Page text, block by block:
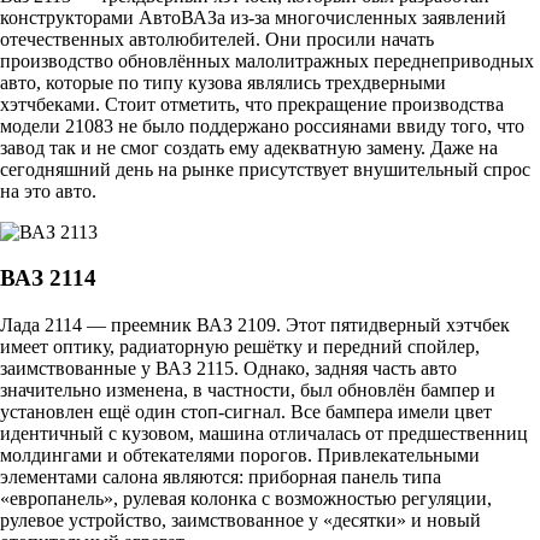
конструкторами АвтоВАЗа из-за многочисленных заявлений
отечественных автолюбителей. Они просили начать
производство обновлённых малолитражных переднеприводных
авто, которые по типу кузова являлись трехдверными
хэтчбеками. Стоит отметить, что прекращение производства
модели 21083 не было поддержано россиянами ввиду того, что
завод так и не смог создать ему адекватную замену. Даже на
сегодняшний день на рынке присутствует внушительный спрос
на это авто.
ВАЗ 2114
Лада 2114 — преемник ВАЗ 2109. Этот пятидверный хэтчбек
имеет оптику, радиаторную решётку и передний спойлер,
заимствованные у ВАЗ 2115. Однако, задняя часть авто
значительно изменена, в частности, был обновлён бампер и
установлен ещё один стоп-сигнал. Все бампера имели цвет
идентичный с кузовом, машина отличалась от предшественниц
молдингами и обтекателями порогов. Привлекательными
элементами салона являются: приборная панель типа
«европанель», рулевая колонка с возможностью регуляции,
рулевое устройство, заимствованное у «десятки» и новый